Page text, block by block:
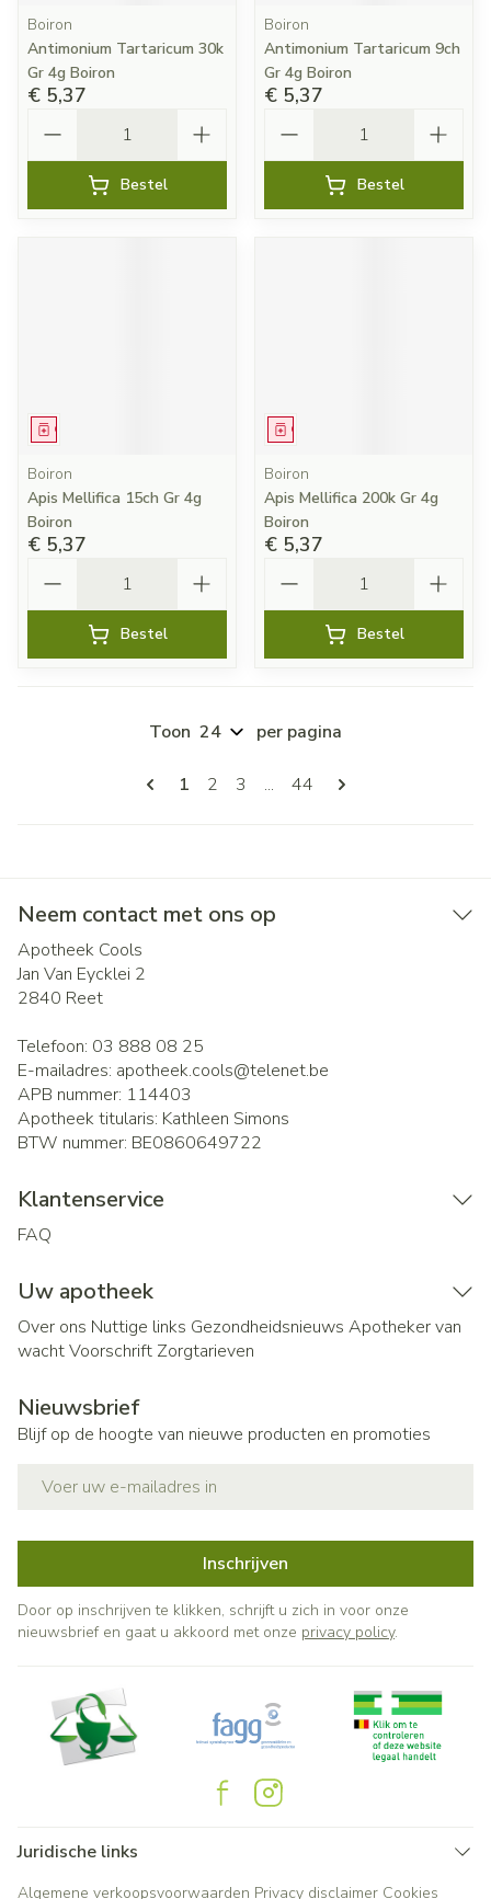
Boiron
Antimonium Tartaricum 30k
Gr 4g Boiron
€ 5,37
Bestel
Boiron
Antimonium Tartaricum 9ch
Gr 4g Boiron
€ 5,37
Bestel
Geneesmiddel
Boiron
Apis Mellifica 15ch Gr 4g
Boiron
€ 5,37
Bestel
Geneesmiddel
Boiron
Apis Mellifica 200k Gr 4g
Boiron
€ 5,37
Bestel
Pagina's
U lees momenteel pagina
1 Pagina
2 Pagina
3 ... Pagina
44
Toon per pagina
Neem contact met ons op
Apotheek Cools
Jan Van Eycklei 2
2840 Reet
Telefoon: 03 888 08 25
E-mailadres: apotheek.cools@telenet.be
APB nummer: 114403
Apotheek titularis: Kathleen Simons
BTW nummer: BE0860649722
Klantenservice
FAQ
Uw apotheek
Over ons Nuttige links Gezondheidsnieuws Apotheker van
wachtVoorschrift Zorgtarieven
Nieuwsbrief
Blijf op de hoogte van nieuwe producten en promoties
Inschrijven
Door op inschrijven te klikken, schrijft u zich in voor onze
nieuwsbrief en gaat u akkoord met onze privacy policy.
Juridische links
Algemene verkoopsvoorwaarden Privacy disclaimer Cookies